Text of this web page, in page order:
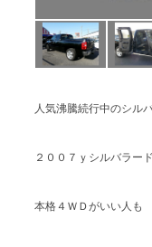
人気沸騰続行中のシル
２００７ｙシルバラー
本格４ＷＤがいい人も